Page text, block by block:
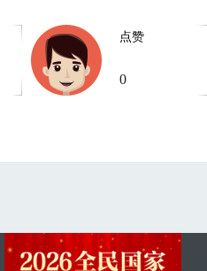
点赞
0